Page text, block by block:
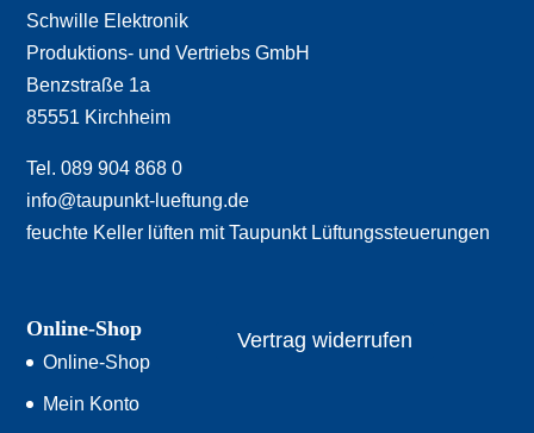
Schwille Elektronik
Produktions- und Vertriebs GmbH
Benzstraße 1a
85551 Kirchheim
Tel. 089 904 868 0
info@taupunkt-lueftung.de
feuchte Keller lüften mit Taupunkt Lüftungssteuerungen
Online-Shop
Online-Shop
Mein Konto
Vertrag widerrufen